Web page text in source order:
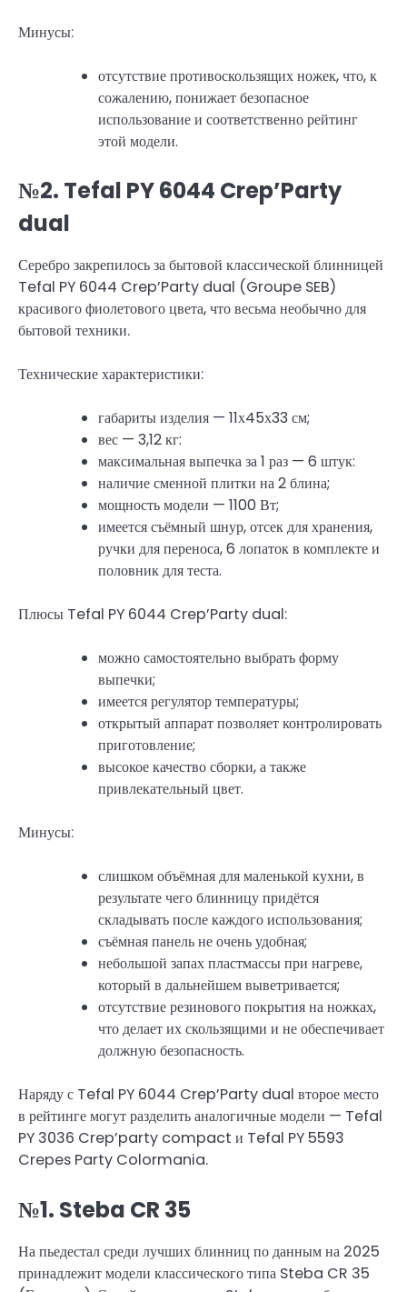
Минусы:
отсутствие противоскользящих ножек, что, к
сожалению, понижает безопасное
использование и соответственно рейтинг
этой модели.
№2. Tefal PY 6044 Crep’Party
dual
Серебро закрепилось за бытовой классической блинницей
Tefal PY 6044 Crep’Party dual (Groupe SEB)
красивого фиолетового цвета, что весьма необычно для
бытовой техники.
Технические характеристики:
габариты изделия — 11х45х33 см;
вес — 3,12 кг:
максимальная выпечка за 1 раз — 6 штук:
наличие сменной плитки на 2 блина;
мощность модели — 1100 Вт;
имеется съёмный шнур, отсек для хранения,
ручки для переноса, 6 лопаток в комплекте и
половник для теста.
Плюсы Tefal PY 6044 Crep’Party dual:
можно самостоятельно выбрать форму
выпечки;
имеется регулятор температуры;
открытый аппарат позволяет контролировать
приготовление;
высокое качество сборки, а также
привлекательный цвет.
Минусы:
слишком объёмная для маленькой кухни, в
результате чего блинницу придётся
складывать после каждого использования;
съёмная панель не очень удобная;
небольшой запах пластмассы при нагреве,
который в дальнейшем выветривается;
отсутствие резинового покрытия на ножках,
что делает их скользящими и не обеспечивает
должную безопасность.
Наряду с Tefal PY 6044 Crep’Party dual второе место
в рейтинге могут разделить аналогичные модели — Tefal
PY 3036 Crep’party compact и Tefal PY 5593
Crepes Party Colormania.
№1. Steba CR 35
На пьедестал среди лучших блинниц по данным на 2025
принадлежит модели классического типа Steba CR 35